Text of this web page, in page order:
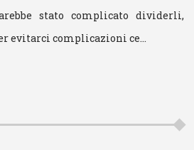
stato complicato dividerli,
evitarci complicazioni ce…